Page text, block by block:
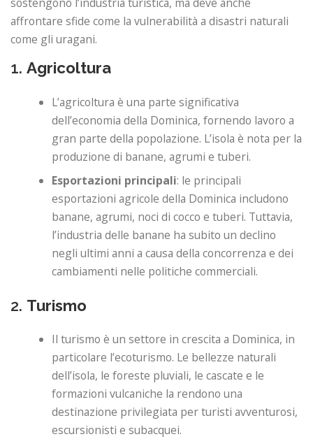
affrontare sfide come la vulnerabilità a disastri naturali
come gli uragani.
1. Agricoltura
L’agricoltura è una parte significativa
dell’economia della Dominica, fornendo lavoro a
gran parte della popolazione. L’isola è nota per la
produzione di banane, agrumi e tuberi.
Esportazioni principali: le principali
esportazioni agricole della Dominica includono
banane, agrumi, noci di cocco e tuberi. Tuttavia,
l’industria delle banane ha subito un declino
negli ultimi anni a causa della concorrenza e dei
cambiamenti nelle politiche commerciali.
2. Turismo
Il turismo è un settore in crescita a Dominica, in
particolare l’ecoturismo. Le bellezze naturali
dell’isola, le foreste pluviali, le cascate e le
formazioni vulcaniche la rendono una
destinazione privilegiata per turisti avventurosi,
escursionisti e subacquei.